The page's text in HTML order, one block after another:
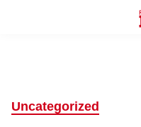
Uncategorized